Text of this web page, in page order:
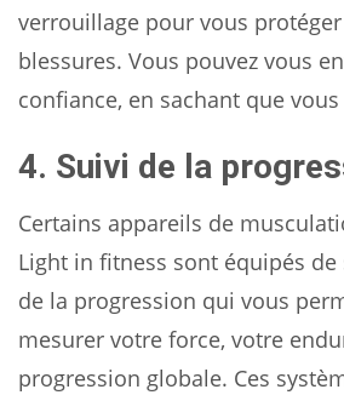
verrouillage pour vous
blessures. Vous pouvez vous
confiance, en sachant que
4. Suivi de la
Certains appareils de
Light in fitness sont équipés de
de la progression qui vous
mesurer votre force, votre
progression globale. Ces